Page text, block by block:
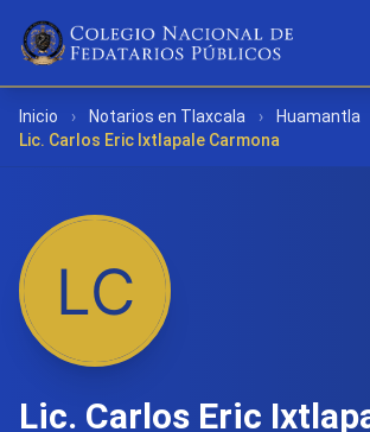
Inicio › Notarios en Tlaxcala › Huamantla
Lic. Carlos Eric Ixtlapale Carmona
Lic. Carlos Eric